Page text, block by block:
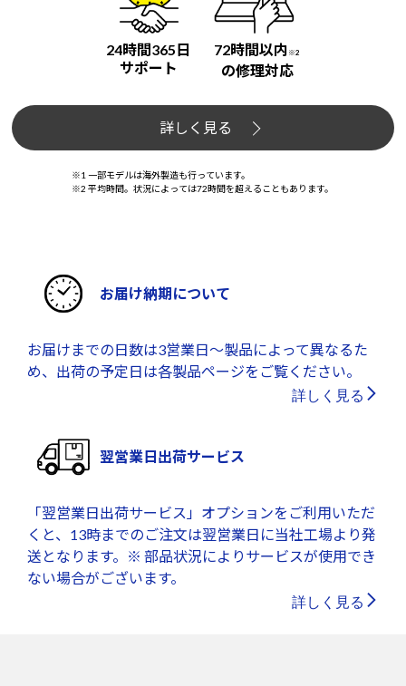
24時間365日
サポート
72時間以内 ※2
の修理対応
詳しく見る
※1 一部モデルは海外製造も行っています。
※2 平均時間。状況によっては72時間を超えることもあります。
お届け納期について
お届けまでの日数は3営業日～製品によって異なるた
め、出荷の予定日は各製品ページをご覧ください。
詳しく見る
翌営業日出荷サービス
「翌営業日出荷サービス」オプションをご利用いただ
くと、13時までのご注文は翌営業日に当社工場より発
送となります。※ 部品状況によりサービスが使用でき
ない場合がございます。
詳しく見る